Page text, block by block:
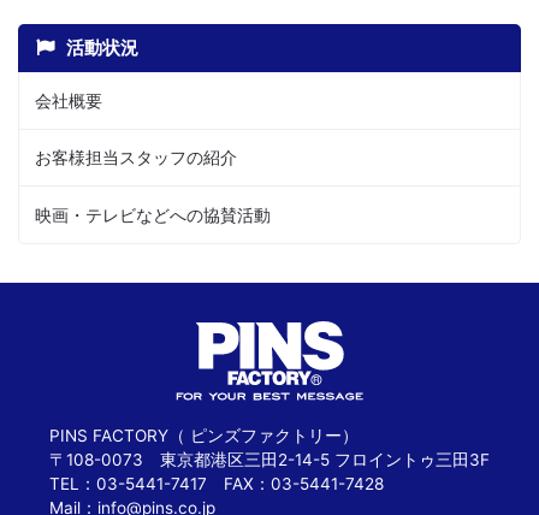
活動状況
会社概要
お客様担当スタッフの紹介
映画・テレビなどへの協賛活動
PINS FACTORY（ ピンズファクトリー）
〒108-0073 東京都港区三田2-14-5 フロイントゥ三田3F
TEL：03-5441-7417 FAX：03-5441-7428
Mail： info@pins.co.jp